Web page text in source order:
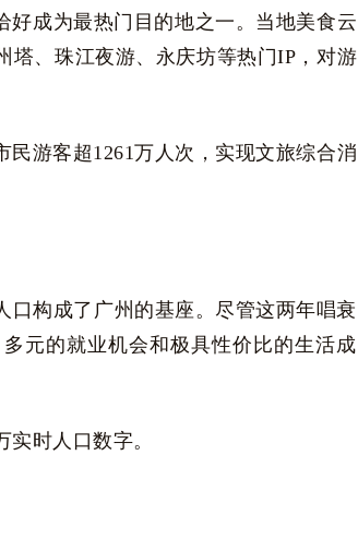
成为最热门目的地之一。当地美食云
塔、珠江夜游、永庆坊等热门IP，对游
游客超1261万人次，实现文旅综合消
口构成了广州的基座。尽管这两年唱衰
元的就业机会和极具性价比的生活成
时人口数字。